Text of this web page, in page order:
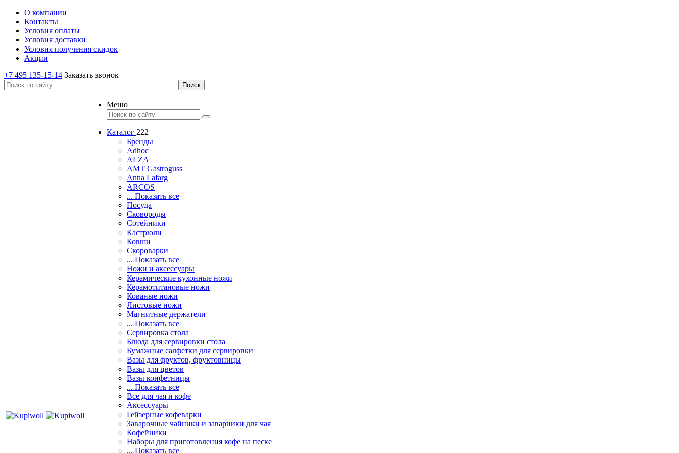
О компании
Контакты
Условия оплаты
Условия доставки
Условия получения скидок
Акции
+7 495 135-15-14 Заказать звонок
Меню
Каталог 222
Бренды
Adhoc
ALZA
AMT Gastroguss
Anna Lafarg
ARCOS
... Показать все
Посуда
Сковороды
Сотейники
Кастрюли
Ковши
Скороварки
... Показать все
Ножи и аксессуары
Керамические кухонные ножи
Керамотитановые ножи
Кованые ножи
Листовые ножи
Магнитные держатели
... Показать все
Сервировка стола
Блюда для сервировки стола
Бумажные салфетки для сервировки
Вазы для фруктов, фруктовницы
Вазы для цветов
Вазы конфетницы
... Показать все
Все для чая и кофе
Аксессуары
Гейзерные кофеварки
Заварочные чайники и заварники для чая
Кофейники
Наборы для приготовления кофе на песке
... Показать все